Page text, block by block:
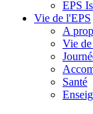
EPS
Vie de l'EPS
A
Vie
Santé